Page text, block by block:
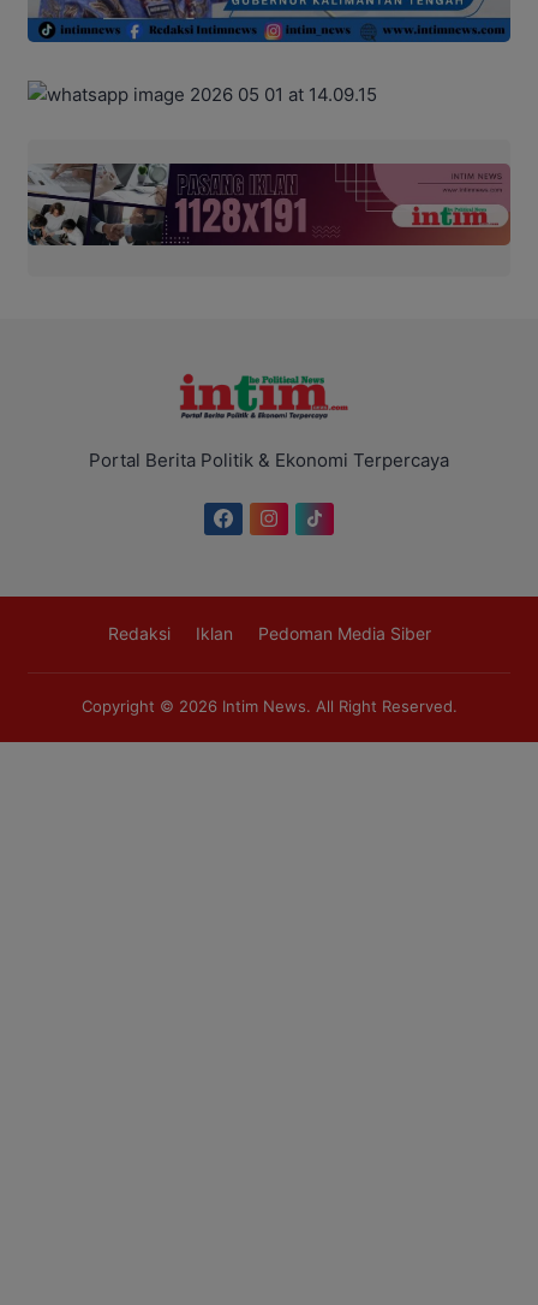
Portal Berita Politik & Ekonomi Terpercaya
Redaksi Iklan Pedoman Media Siber
Copyright © 2026 Intim News. All Right Reserved.